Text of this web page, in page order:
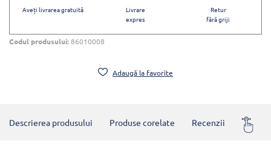
Aveți livrarea gratuită
Livrare
expres
Retur
fără griji
Codul produsului:86010008
Adaugă la favorite
Descrierea produsului Produse corelate Recenzii